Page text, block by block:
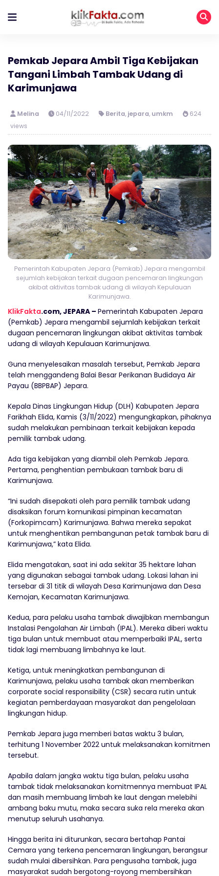
Pemkab Jepara Ambil Tiga Kebijakan
Tangani Limbah Tambak Udang di
Karimunjawa
Melina 04/11/2022 Berita, jepara, umkm
624
views
Pemerintah Kabupaten Jepara (Pemkab) Jepara mengambil
sejumlah kebijakan terkait dugaan pencemaran lingkungan
akibat aktivitas tambak udang di wilayah Kepulauan
Karimunjawa.
KlikFakta.com, JEPARA – Pemerintah Kabupaten Jepara
(Pemkab) Jepara mengambil sejumlah kebijakan terkait
dugaan pencemaran lingkungan akibat aktivitas tambak
udang di wilayah Kepulauan Karimunjawa.
Guna menyelesaikan masalah tersebut, Pemkab Jepara
telah menggandeng Balai Besar Perikanan Budidaya Air
Payau (BBPBAP) Jepara.
Kepala Dinas Lingkungan Hidup (DLH) Kabupaten Jepara
Farikhah Elida, Kamis (3/11/2022) mengungkapkan, pihaknya
sudah melakukan pembinaan terkait kebijakan kepada
pemilik tambak udang.
Ada tiga kebijakan yang diambil oleh Pemkab Jepara.
Pertama, penghentian pembukaan tambak baru di
Karimunjawa.
“Ini sudah disepakati oleh para pemilik tambak udang
disaksikan forum komunikasi pimpinan kecamatan
(Forkopimcam) Karimunjawa. Bahwa mereka sepakat
untuk menghentikan pembangunan petak tambak baru di
Karimunjawa,” kata Elida.
Elida mengatakan, saat ini ada sekitar 35 hektare lahan
yang digunakan sebagai tambak udang. Lokasi lahan ini
tersebar di 31 titik di wilayah Desa Karimunjawa dan Desa
Kemojan, Kecamatan Karimunjawa.
Kedua, para pelaku usaha tambak diwajibkan membangun
Instalasi Pengolahan Air Limbah (IPAL). Mereka diberi waktu
tiga bulan untuk membuat atau memperbaiki IPAL, serta
tidak lagi membuang limbahnya ke laut.
Ketiga, untuk meningkatkan pembangunan di
Karimunjawa, pelaku usaha tambak akan memberikan
corporate social responsibility (CSR) secara rutin untuk
kegiatan pemberdayaan masyarakat dan pengelolaan
lingkungan hidup.
Pemkab Jepara juga memberi batas waktu 3 bulan,
terhitung 1 November 2022 untuk melaksanakan komitmen
tersebut.
Apabila dalam jangka waktu tiga bulan, pelaku usaha
tambak tidak melaksanakan komitmennya membuat IPAL
dan masih membuang limbah ke laut dengan melebihi
ambang baku mutu, maka secara suka rela mereka akan
menutup seluruh usahanya.
Hingga berita ini diturunkan, secara bertahap Pantai
Cemara yang terkena pencemaran lingkungan, berangsur
sudah mulai dibersihkan. Para pengusaha tambak, juga
masyarakat sudah bergotong-royong membersihkan